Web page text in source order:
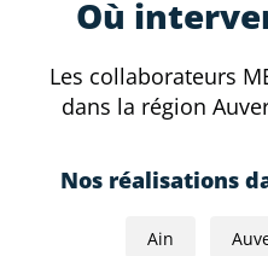
Où
Les collaborateurs
dans la région
Nos réalisations
Ain